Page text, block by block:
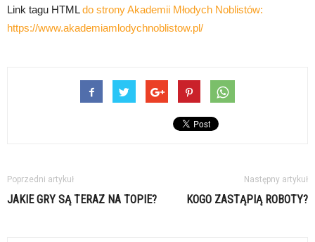
Link tagu HTMLdo strony Akademii Młodych Noblistów:
https://www.akademiamlodychnoblistow.pl/
Poprzedni artykuł
JAKIE GRY SĄ TERAZ NA TOPIE?
Następny artykuł
KOGO ZASTĄPIĄ ROBOTY?